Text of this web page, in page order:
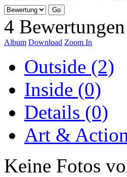
4 Bewertungen
Album Download Zoom In
Outside (2)
Inside (0)
Details (0)
Art &
Keine Fotos